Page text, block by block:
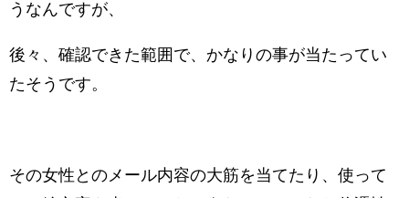
うなんですが、
後々、確認できた範囲で、かなりの事が当たってい
たそうです。
その女性とのメール内容の大筋を当てたり、使って